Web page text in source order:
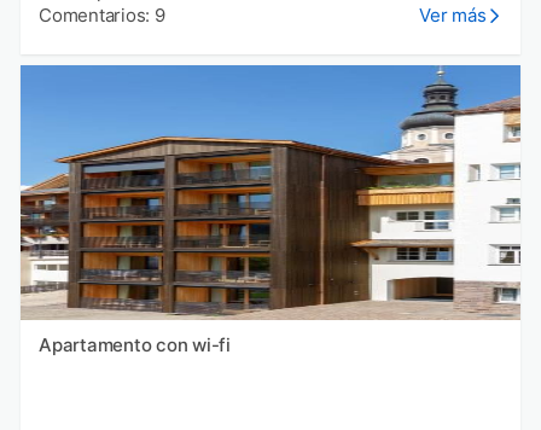
Comentarios: 9
Ver más
Apartamento con wi-fi